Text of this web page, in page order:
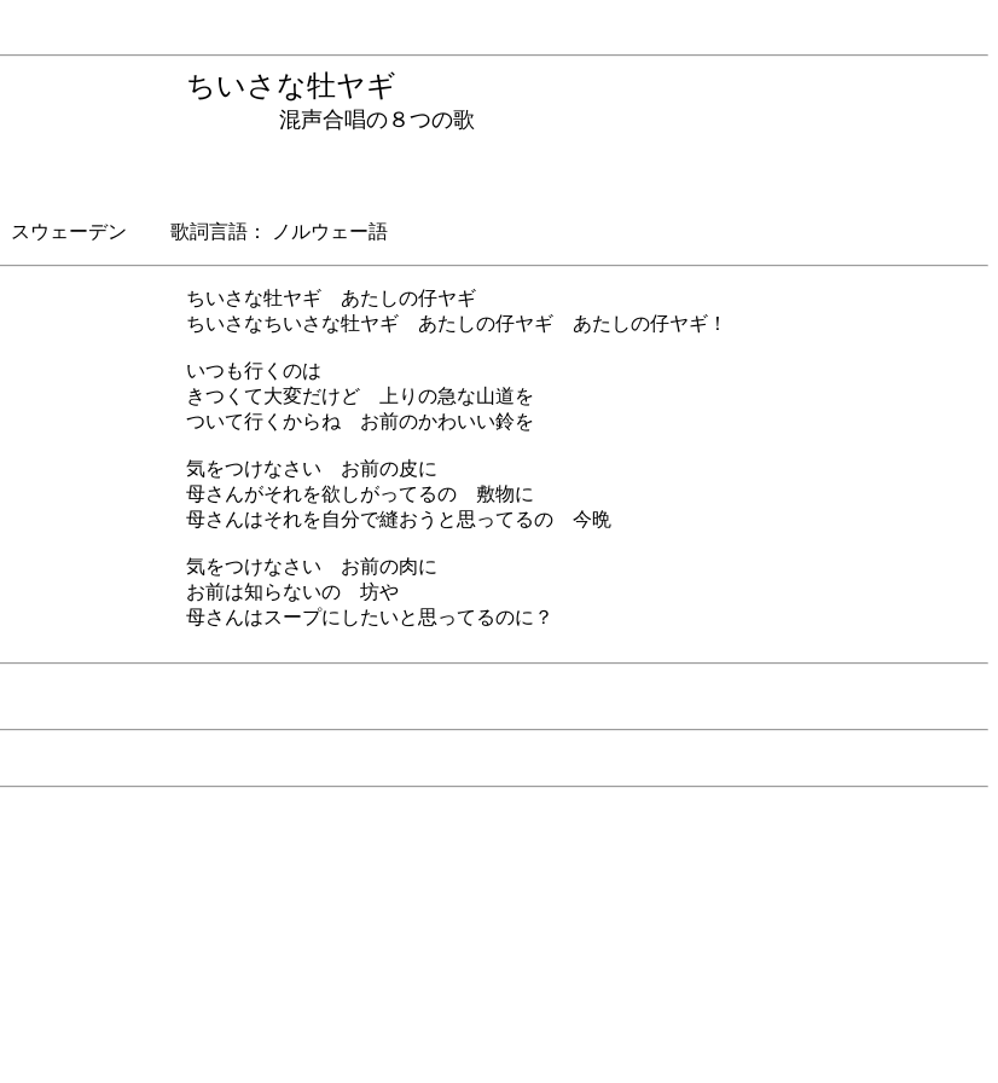
ちいさな牡ヤギ
混声合唱の８つの歌
スウェーデン 歌詞言語： ノルウェー語
ちいさな牡ヤギ あたしの仔ヤギ
ちいさなちいさな牡ヤギ あたしの仔ヤギ あたしの仔ヤギ！
いつも行くのは
きつくて大変だけど 上りの急な山道を
ついて行くからね お前のかわいい鈴を
気をつけなさい お前の皮に
母さんがそれを欲しがってるの 敷物に
母さんはそれを自分で縫おうと思ってるの 今晩
気をつけなさい お前の肉に
お前は知らないの 坊や
母さんはスープにしたいと思ってるのに？